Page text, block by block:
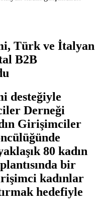
Türk ve İtalyan
B2B
desteğiyle
Derneği
Girişimciler
80 kadın
bir
kadınlar
hedefiyle